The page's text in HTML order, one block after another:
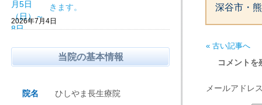
深谷市・
« 古い記事へ
コメントを
メールアドレ
きます。
2026年7月4日
当院の基本情報
院名 ひしやま長生療院